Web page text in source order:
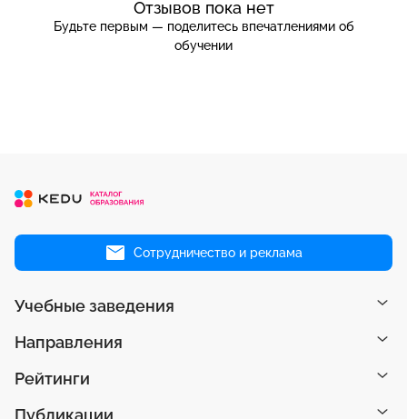
Отзывов пока нет
Будьте первым — поделитесь впечатлениями об
обучении
Сотрудничество и реклама
Учебные заведения
Направления
Рейтинги
Публикации